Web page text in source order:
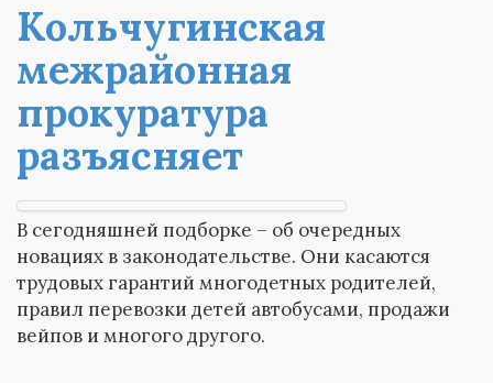
Кольчугинская
межрайонная
прокуратура
разъясняет
В сегодняшней подборке – об очередных
новациях в законодательстве. Они касаются
трудовых гарантий многодетных родителей,
правил перевозки детей автобусами, продажи
вейпов и многого другого.